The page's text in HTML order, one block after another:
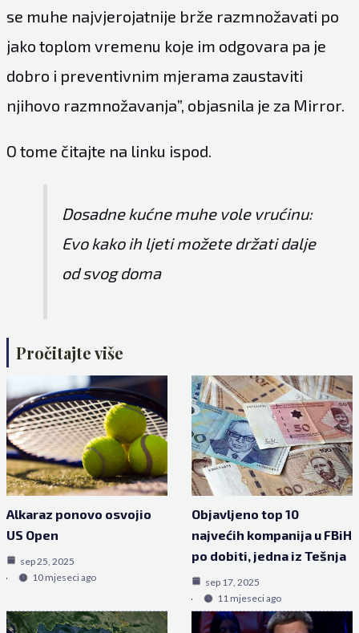
se muhe najvjerojatnije brže razmnožavati po
jako toplom vremenu koje im odgovara pa je
dobro i preventivnim mjerama zaustaviti
njihovo razmnožavanja”, objasnila je za Mirror.
O tome čitajte na linku ispod.
Dosadne kućne muhe vole vrućinu:
Evo kako ih ljeti možete držati dalje
od svog doma
Pročitajte više
Alkaraz ponovo osvojio
US Open
sep 25, 2025
10 mjeseci ago
Objavljeno top 10
najvećih kompanija u FBiH
po dobiti, jedna iz Tešnja
sep 17, 2025
11 mjeseci ago